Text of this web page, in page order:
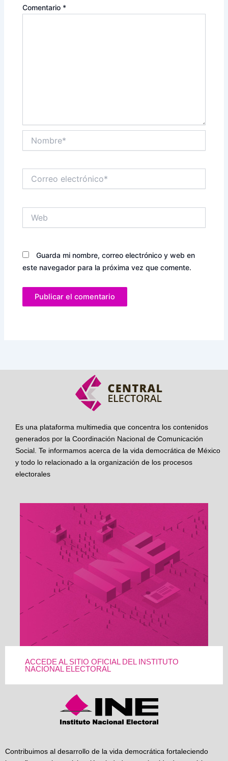
Comentario *
electrónico*
Guarda mi nombre, correo electrónico y web en
este navegador para la próxima vez que comente.
Es una plataforma multimedia que concentra los contenidos
generados por la Coordinación Nacional de Comunicación
Social. Te informamos acerca de la vida democrática de México
y todo lo relacionado a la organización de los procesos
electorales
ACCEDE AL SITIO OFICIAL DEL INSTITUTO
NACIONAL ELECTORAL
Contribuimos al desarrollo de la vida democrática fortaleciendo